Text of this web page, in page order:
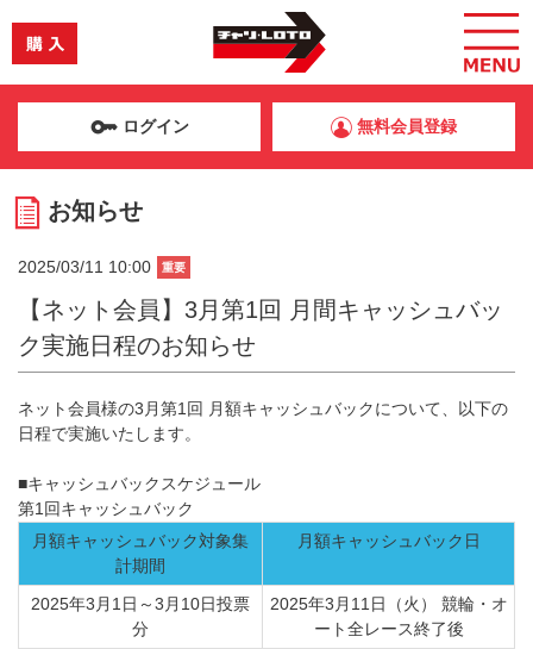
ログイン 無料会員登録
お知らせ
2025/03/11 10:00 重要
【ネット会員】3月第1回 月間キャッシュバッ
ク実施日程のお知らせ
ネット会員様の3月第1回 月額キャッシュバックについて、以下の
日程で実施いたします。
■キャッシュバックスケジュール
第1回キャッシュバック
月額キャッシュバック対象集
計期間
月額キャッシュバック日
2025年3月1日～3月10日投票
分
2025年3月11日（火） 競輪・オ
ート全レース終了後